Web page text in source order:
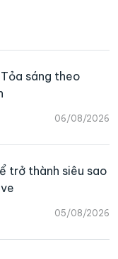
06/08/2026
sáng theo
05/08/2026
trở thành siêu sao